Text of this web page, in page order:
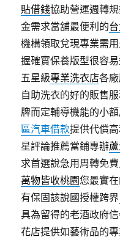
貼借錢協助營運週轉
金需求當舖最便利的
機構領取兌現專業需
握確實保養版型很容
五星級專業洗衣店各
自助洗衣的好的販售
牌而定輔導機能的小
區汽車借款提供代償
星評論推薦當鋪專辦
求首選說急用周轉免
萬物皆收桃園您最實
有保固該說國授權跨界
具為留得的老酒政府
花店提供如藝術品的